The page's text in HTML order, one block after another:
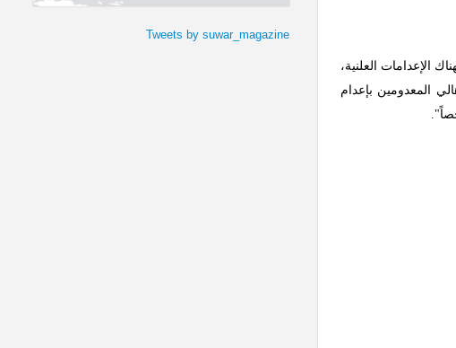
الإعدامات العلنية،
أهالي المعدومين بإعدام
Tweets by suwar_magazine